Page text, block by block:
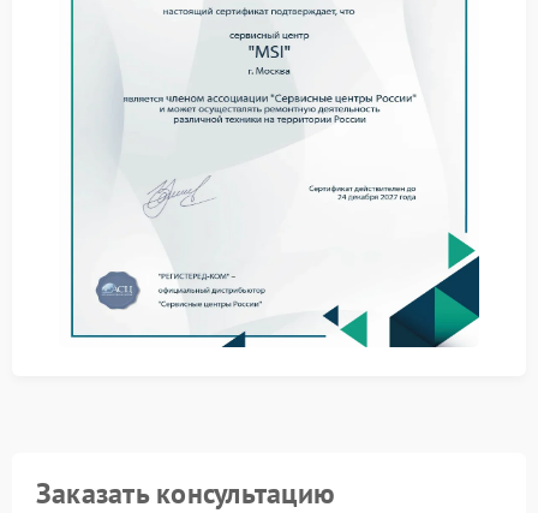
Выход из строя системы питания материнской
Проблемы с внутренним преобразователем
Физические повреждения после удара или
попадания жидкости.
Обращение в профессиональный сервис MSI
стандартов производителя.
Это обеспечивает долгосрочный результат после
ремонта. Для решения сложных задач оптимальным
Заказать консультацию